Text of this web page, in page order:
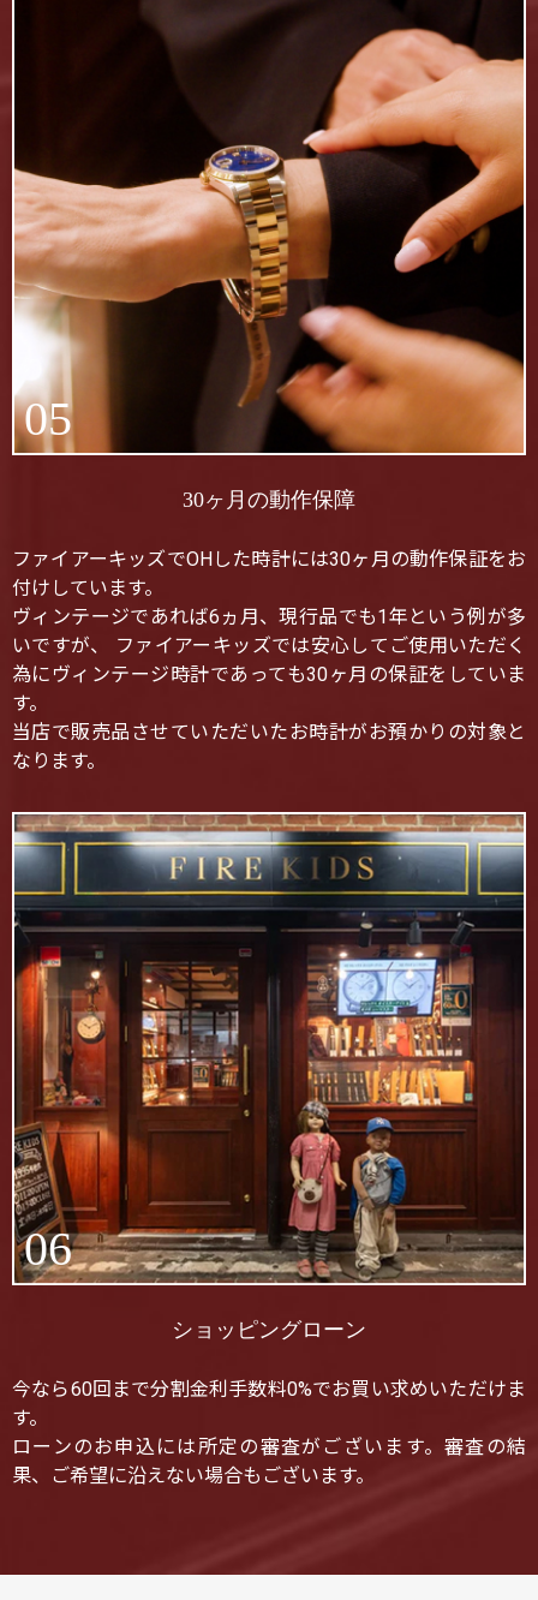
05
30ヶ月の動作保障
ファイアーキッズでOHした時計には30ヶ月の動作保証をお
付けしています。
ヴィンテージであれば6ヵ月、現行品でも1年という例が多
いですが、 ファイアーキッズでは安心してご使用いただく
為にヴィンテージ時計であっても30ヶ月の保証をしていま
す。
当店で販売品させていただいたお時計がお預かりの対象と
なります。
06
ショッピングローン
今なら60回まで分割金利手数料0%でお買い求めいただけま
す。
ローンのお申込には所定の審査がございます。審査の結
果、ご希望に沿えない場合もございます。